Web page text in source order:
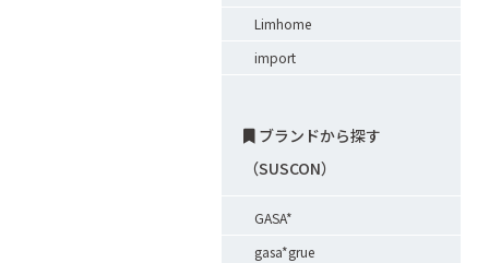
Limhome
import
ブランドから探す
（SUSCON）
GASA*
gasa*grue